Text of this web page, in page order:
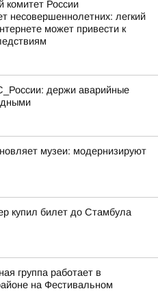
комитет России
несовершеннолетних: легкий
может привести к
держи аварийные
музеи: модернизируют
купил билет до Стамбула
группа работает в
на Фестивальном